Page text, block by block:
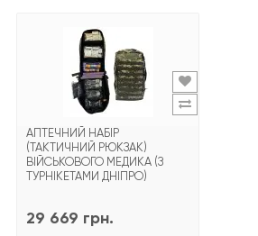
АПТЕЧНИЙ НАБІР
(ТАКТИЧНИЙ РЮКЗАК)
ВІЙСЬКОВОГО МЕДИКА (З
ТУРНІКЕТАМИ ДНІПРО)
29 669 грн.